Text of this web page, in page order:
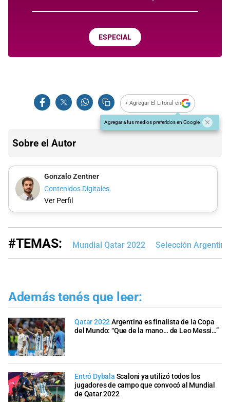
ESPECIAL
+ Agregar El Litoral en
Agregar a tus medios preferidos en Google
Sobre el Autor
Gonzalo Zentner
Contenidos Digitales.
Ver Perfil
#TEMAS: Mundial Qatar 2022 Selección
Además tenés que leer:
Qatar 2022Argentina es finalista de la Copa
del Mundo: “Que de la mano… de Leo Messi…”
Entró Dybala Scaloni ya utilizó todos los
jugadores de campo que convocó al Mundial
de Qatar 2022